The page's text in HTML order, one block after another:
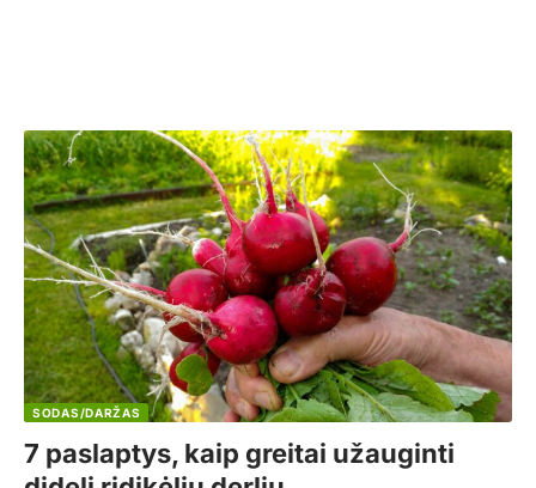
SODAS/DARŽAS
7 paslaptys, kaip greitai užauginti